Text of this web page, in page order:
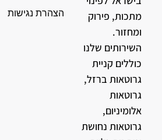
מתכות, פירוק
ומחזור.
השירותים שלנו
כוללים קניית
גרוטאות ברזל,
גרוטאות
אלומיניום,
גרוטאות נחושת
הצהרת נגישות